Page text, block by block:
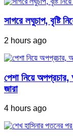
সাগরে লঘুচাপ, বৃষ্টি
2 hours ago
পেশা নিয়ে অপপ্রচার,
জারা
4 hours ago